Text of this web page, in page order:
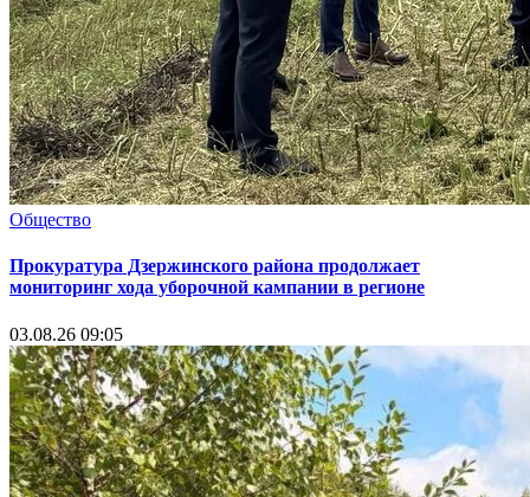
Общество
Прокуратура Дзержинского района продолжает
мониторинг хода уборочной кампании в регионе
03.08.26 09:05